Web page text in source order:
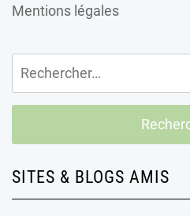
Mentions légales
Rechercher :
SITES & BLOGS AMIS